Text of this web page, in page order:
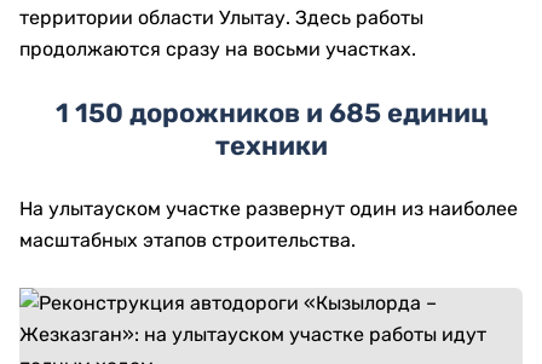
территории области Улытау. Здесь работы
продолжаются сразу на восьми участках.
1 150 дорожников и 685 единиц
техники
На улытауском участке развернут один из наиболее
масштабных этапов строительства.